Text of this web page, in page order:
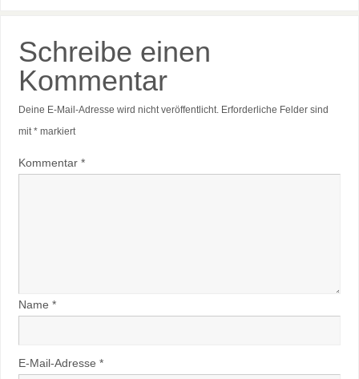
Schreibe einen
Kommentar
Deine E-Mail-Adresse wird nicht veröffentlicht. Erforderliche Felder sind
mit*markiert
Kommentar *
Name *
E-Mail-Adresse *